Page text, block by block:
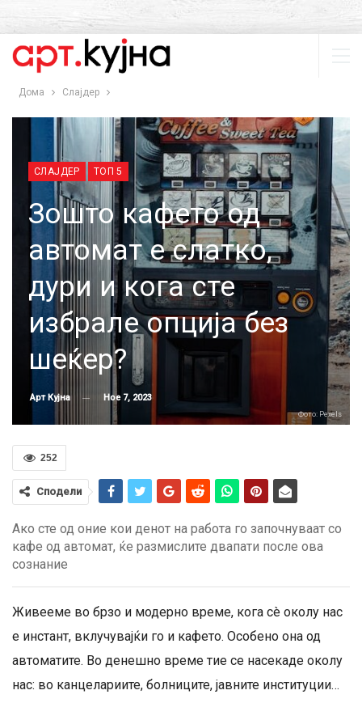
Дома Слајдер
СЛАЈДЕР ТОП 5
Зошто кафето од
автомат е слатко,
дури и кога сте
избрале опција без
шеќер?
Арт Кујна Ное 7, 2023
Фото: Pexels
252
Сподели
Ако сте од оние кои денот на работа го започнуваат со
кафе од автомат, ќе размислите двапати после ова
сознание
Живееме во брзо и модерно време, кога сè околу нас
е инстант, вклучувајќи го и кафето. Особено она од
автоматите. Во денешно време тие се насекаде околу
нас: во канцелариите, болниците, јавните институции…